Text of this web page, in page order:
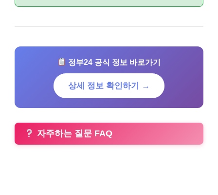
정부24 공식 정보 바로가기
상세 정보 확인하기 →
자주하는 질문 FAQ